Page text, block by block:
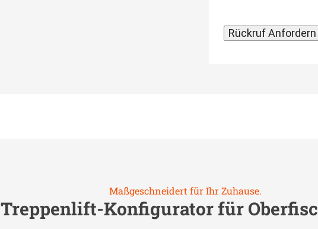
Maßgeschneidert für Ihr Zuhause.
Treppenlift-Konfigurator für